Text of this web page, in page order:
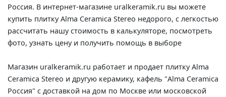
Россия. В интернет-магазине uralkeramik.ru вы можете
купить плитку Alma Ceramica Stereo недорого, с легкостью
рассчитать нашу стоимость в калькуляторе, посмотреть
фото, узнать цену и получить помощь в выборе
Магазин uralkeramik.ru работает и продает плитку Alma
Ceramica Stereo и другую керамику, кафель "Alma Ceramica
Россия" с доставкой на дом по Москве или московской